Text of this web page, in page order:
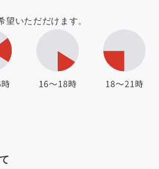
いただだけます。